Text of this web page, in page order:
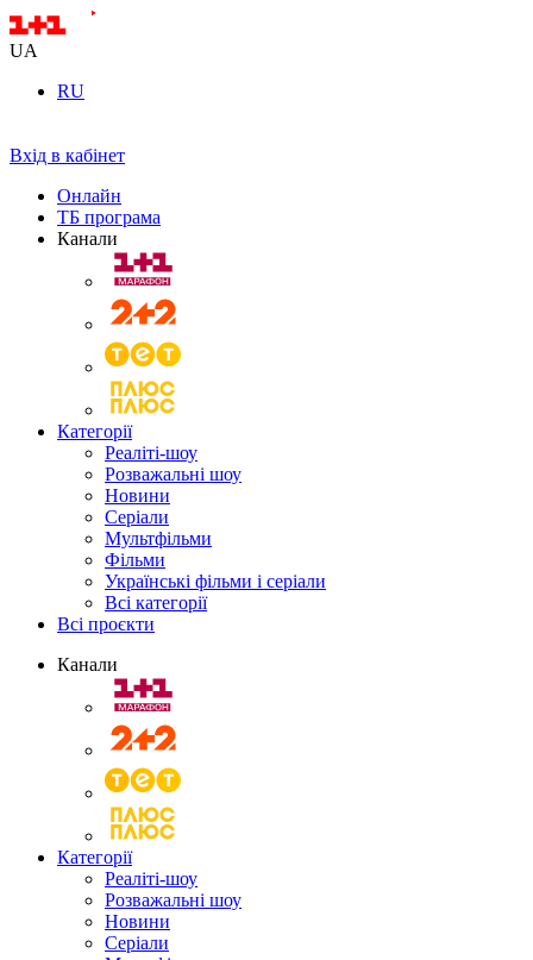
UA
RU
Вхід в кабінет
Онлайн
ТБ програма
Канали
Категорії
Реаліті-шоу
Розважальні шоу
Новини
Серіали
Мультфільми
Фільми
Українські фільми і серіали
Всі категорії
Всі проєкти
Канали
Категорії
Реаліті-шоу
Розважальні шоу
Новини
Серіали